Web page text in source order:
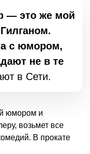
— это же мой
с юмором,
не в те
в Сети.
юмором и
возьмет все
В прокате